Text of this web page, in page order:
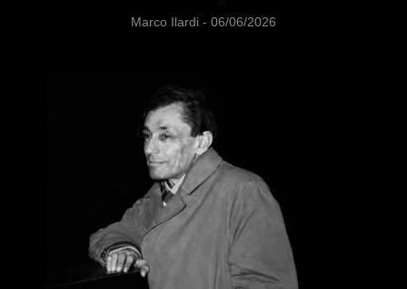
Marco Ilardi 06/06/2026